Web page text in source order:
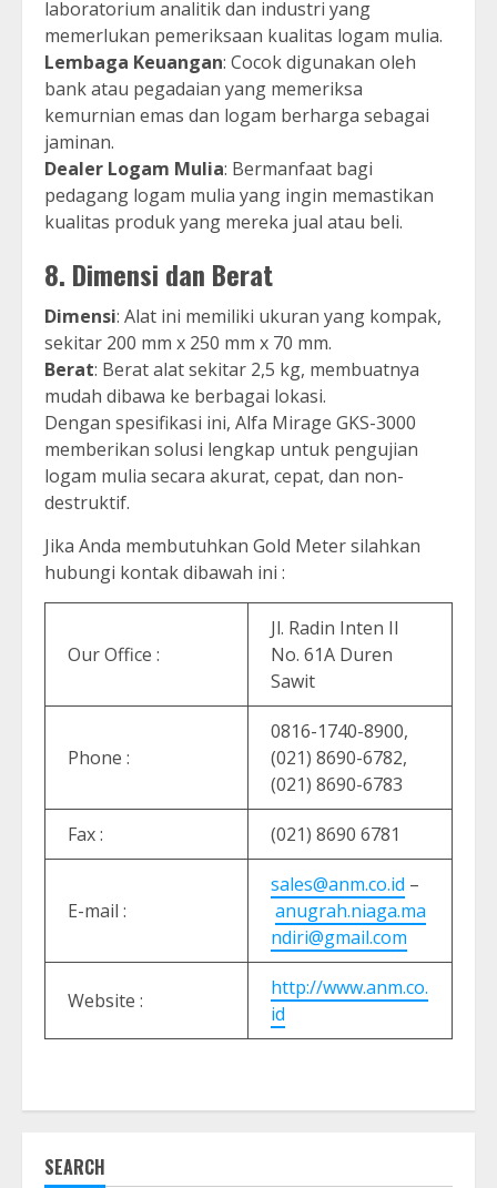
laboratorium analitik dan industri yang
memerlukan pemeriksaan kualitas logam mulia.
Lembaga Keuangan: Cocok digunakan oleh
bank atau pegadaian yang memeriksa
kemurnian emas dan logam berharga sebagai
jaminan.
Dealer Logam Mulia: Bermanfaat bagi
pedagang logam mulia yang ingin memastikan
kualitas produk yang mereka jual atau beli.
8. Dimensi dan Berat
Dimensi: Alat ini memiliki ukuran yang kompak,
sekitar 200 mm x 250 mm x 70 mm.
Berat: Berat alat sekitar 2,5 kg, membuatnya
mudah dibawa ke berbagai lokasi.
Dengan spesifikasi ini, Alfa Mirage GKS-3000
memberikan solusi lengkap untuk pengujian
logam mulia secara akurat, cepat, dan non-
destruktif.
Jika Anda membutuhkan Gold Meter silahkan
hubungi kontak dibawah ini :
Our Office :
Jl. Radin Inten II
No. 61A Duren
Sawit
Phone :
0816-1740-8900,
(021) 8690-6782,
(021) 8690-6783
Fax : (021) 8690 6781
E-mail :
sales@anm.co.id –
anugrah.niaga.ma
ndiri@gmail.com
Website :
http://www.anm.co.
id
SEARCH